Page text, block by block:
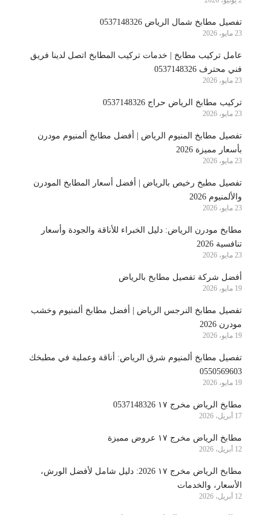
تفصيل مطابخ شمال الرياض 0537148326
23 مايو، 2026
عامل تركيب مطابخ | خدمات تركيب المطابخ اتصل لدينا فريق
فني محترف 0537148326
23 مايو، 2026
تركيب مطابخ الرياض حراج 0537148326
23 مايو، 2026
تفصيل مطابخ المنيوم الرياض | أفضل مطابخ ألمنيوم مودرن
بأسعار مميزة 2026
23 مايو، 2026
تفصيل مطبخ رخيص بالرياض | أفضل أسعار المطابخ المودرن
والألمنيوم 2026
23 مايو، 2026
مطابخ مودرن الرياض: دليل الخبراء للأناقة والجودة وأسعار
تنافسية 2026
23 مايو، 2026
أفضل شركة تفصيل مطابخ بالرياض
19 مايو، 2026
تفصيل مطابخ النرجس الرياض | أفضل مطابخ ألمنيوم وخشب
مودرن 2026
19 مايو، 2026
تفصيل مطابخ ألمنيوم شرق الرياض: أناقة وعملية في مطبخك
0550569603
19 مايو، 2026
مطابخ الرياض مخرج ١٧ 0537148326
17 أبريل، 2026
مطابخ الرياض مخرج ١٧ عروض مميزة
12 أبريل، 2026
مطابخ الرياض مخرج ١٧ 2026: دليل شامل لأفضل الورش،
الأسعار، والخدمات
12 أبريل، 2026